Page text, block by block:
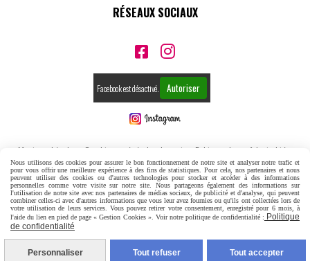
RÉSEAUX SOCIAUX
 
Facebook est désactivé. Autoriser
Mentions Légales Conditions générales de vente
Politique de confidentialité
Gestion cookies Mon Compte Créer un site internet
Nous utilisons des cookies pour assurer le bon fonctionnement de notre site et analyser notre trafic et
pour vous offrir une meilleure expérience à des fins de statistiques. Pour cela, nos partenaires et nous
peuvent utiliser des cookies ou d'autres technologies pour stocker et accéder à des informations
personnelles comme votre visite sur notre site. Nous partageons également des informations sur
l'utilisation de notre site avec nos partenaires de médias sociaux, de publicité et d'analyse, qui peuvent
combiner celles-ci avec d'autres informations que vous leur avez fournies ou qu'ils ont collectées lors de
votre utilisation de leurs services. Vous pouvez retirer votre consentement, enregistré pour 6 mois, à
l'aide du lien en pied de page « Gestion Cookies ». Voir notre politique de confidentialité : Politique
de confidentialité
Personnaliser Tout refuser Tout accepter